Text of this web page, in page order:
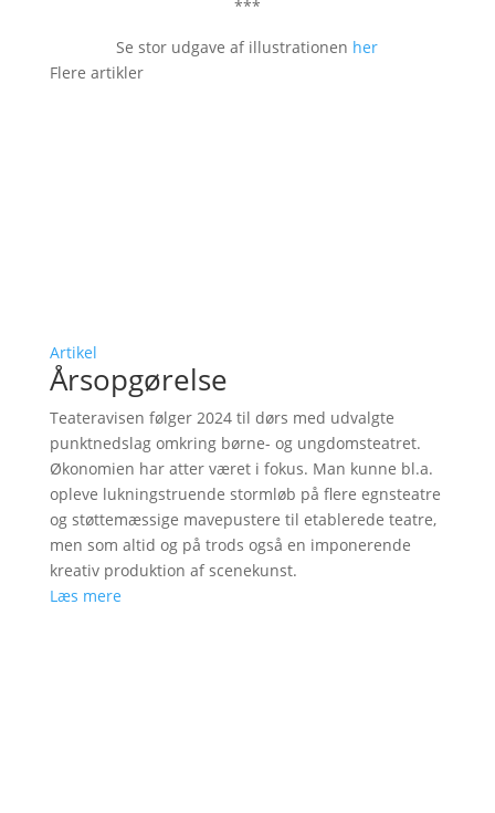
***
Se stor udgave af illustrationen her
Flere artikler
Artikel
Årsopgørelse
Teateravisen følger 2024 til dørs med udvalgte
punktnedslag omkring børne- og ungdomsteatret.
Økonomien har atter været i fokus. Man kunne bl.a.
opleve lukningstruende stormløb på flere egnsteatre
og støttemæssige mavepustere til etablerede teatre,
men som altid og på trods også en imponerende
kreativ produktion af scenekunst.
Læs mere